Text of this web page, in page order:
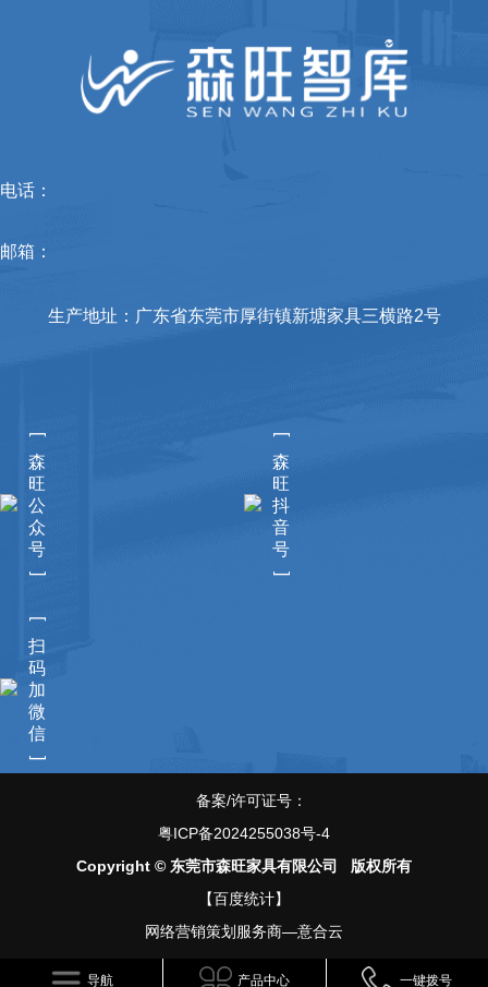
电话：
邮箱：
生产地址：广东省东莞市厚街镇新塘家具三横路2号
[
森
旺
公
众
号
]
[
森
旺
抖
音
号
]
[
扫
码
加
微
信
]
备案/许可证号：
粤ICP备2024255038号-4
Copyright © 东莞市森旺家具有限公司 版权所有
【百度统计】
网络营销策划服务商—意合云
导航 产品中心 一键拨号